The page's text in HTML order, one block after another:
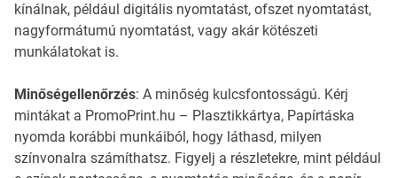
kínálnak, például digitális nyomtatást, ofszet nyomtatást,
nagyformátumú nyomtatást, vagy akár kötészeti
munkálatokat is.
Minőségellenőrzés: A minőség kulcsfontosságú. Kérj
mintákat a PromoPrint.hu – Plasztikkártya, Papírtáska
nyomda korábbi munkáiból, hogy láthasd, milyen
színvonalra számíthatsz. Figyelj a részletekre, mint például